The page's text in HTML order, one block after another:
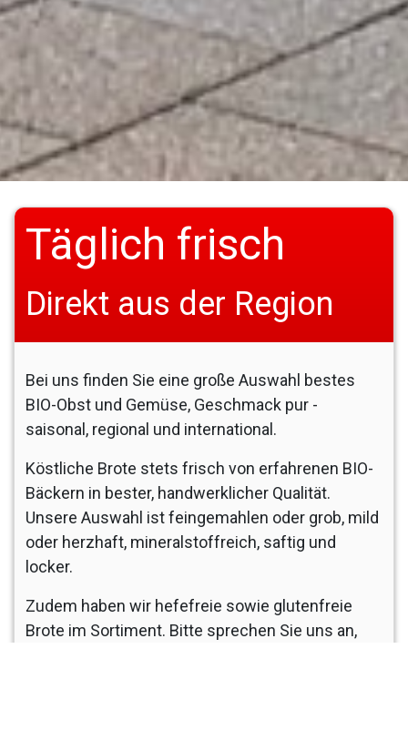
Täglich frisch
Direkt aus der Region
Bei uns finden Sie eine große Auswahl bestes
BIO-Obst und Gemüse, Geschmack pur -
saisonal, regional und international.
Köstliche Brote stets frisch von erfahrenen BIO-
Bäckern in bester, handwerklicher Qualität.
Unsere Auswahl ist feingemahlen oder grob, mild
oder herzhaft, mineralstoffreich, saftig und
locker.
Zudem haben wir hefefreie sowie glutenfreie
Brote im Sortiment. Bitte sprechen Sie uns an,